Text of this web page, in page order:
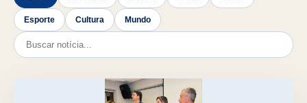
Esporte Cultura Mundo
Pesquisar